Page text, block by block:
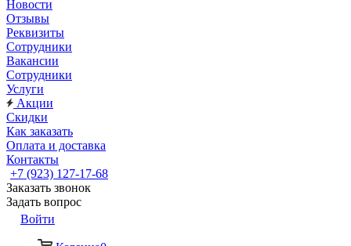
Новости
Отзывы
Реквизиты
Сотрудники
Вакансии
Сотрудники
Услуги
Акции
Скидки
Как заказать
Оплата и доставка
Контакты
+7 (923) 127-17-68
Заказать звонок
Задать вопрос
Войти